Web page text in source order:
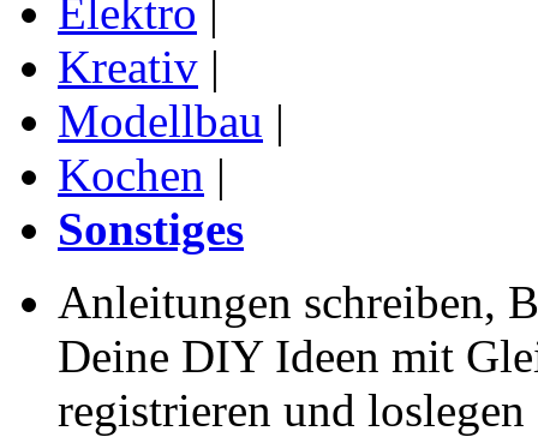
Elektro |
Kreativ |
Modellbau |
Kochen |
Sonstiges
Anleitungen schreiben,
Deine DIY Ideen mit
registrieren und loslegen